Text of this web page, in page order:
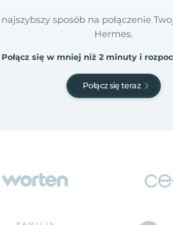
sposób na połączenie
Hermes.
Połącz się w mniej niż 2 minuty i
Połącz się teraz